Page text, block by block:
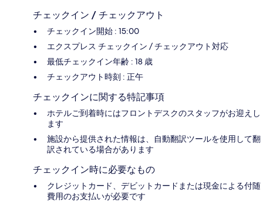
チェックイン / チェックアウト
チェックイン開始 : 15:00
エクスプレス チェックイン / チェックアウト対応
最低チェックイン年齢 : 18 歳
チェックアウト時刻 : 正午
チェックインに関する特記事項
ホテルご到着時にはフロントデスクのスタッフがお迎えし
ます
施設から提供された情報は、自動翻訳ツールを使用して翻
訳されている場合があります
チェックイン時に必要なもの
クレジットカード、デビットカードまたは現金による付随
費用のお支払いが必要です